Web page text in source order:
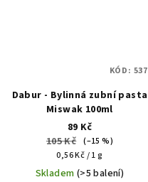
Dabur - Bylinná zubní pasta
Miswak 100ml
89 Kč
105 Kč (–15 %)
Měrná
cena:
0,56 Kč / 1 g
Skladem (>5 balení)
KÓD: 537